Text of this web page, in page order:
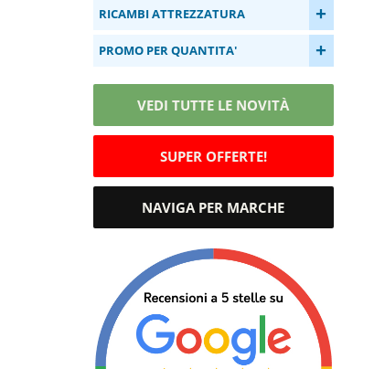
RICAMBI ATTREZZATURA +
PROMO PER QUANTITA' +
VEDI TUTTE LE NOVITÀ
SUPER OFFERTE!
NAVIGA PER MARCHE